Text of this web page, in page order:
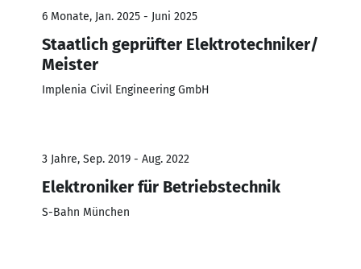
6 Monate, Jan. 2025 - Juni 2025
Staatlich geprüfter Elektrotechniker/
Meister
Implenia Civil Engineering GmbH
3 Jahre, Sep. 2019 - Aug. 2022
Elektroniker für Betriebstechnik
S-Bahn München